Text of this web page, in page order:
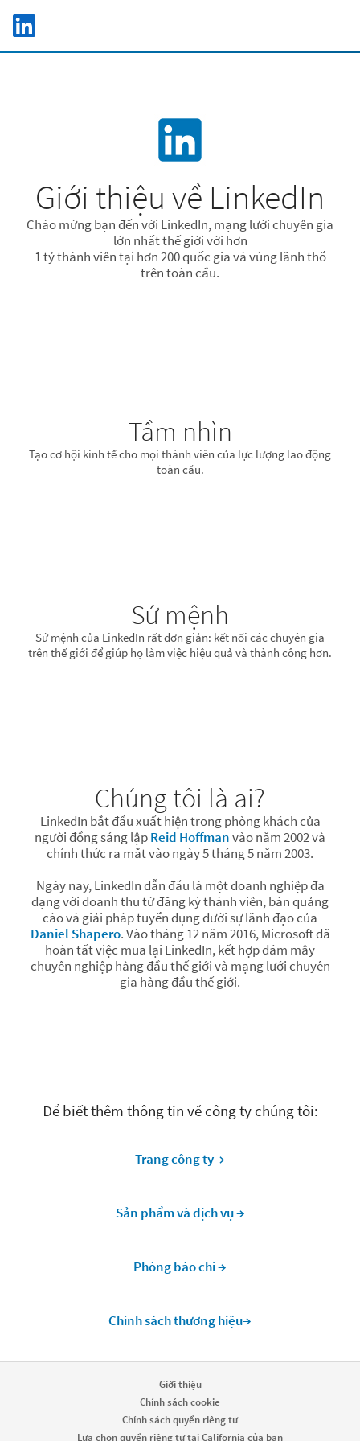
Skip to main content
LinkedIn Logo
Giới thiệu về LinkedIn
Chào mừng bạn đến với LinkedIn, mạng lưới chuyên gia
lớn nhất thế giới với hơn
1 tỷ thành viên tại hơn 200 quốc gia và vùng lãnh thổ
trên toàn cầu.
Tầm nhìn
Tạo cơ hội kinh tế cho mọi thành viên của lực lượng lao động
toàn cầu.
Sứ mệnh
Sứ mệnh của LinkedIn rất đơn giản: kết nối các chuyên gia
trên thế giới để giúp họ làm việc hiệu quả và thành công hơn.
Chúng tôi là ai?
LinkedIn bắt đầu xuất hiện trong phòng khách của
người đồng sáng lậpReid Hoffmanvào năm 2002 và
chính thức ra mắt vào ngày 5 tháng 5 năm 2003.
Ngày nay, LinkedIn dẫn đầu là một doanh nghiệp đa
dạng với doanh thu từ đăng ký thành viên, bán quảng
cáo và giải pháp tuyển dụng dưới sự lãnh đạo của
Daniel Shapero. Vào tháng 12 năm 2016, Microsoft đã
hoàn tất việc mua lại LinkedIn, kết hợp đám mây
chuyên nghiệp hàng đầu thế giới và mạng lưới chuyên
gia hàng đầu thế giới.
Để biết thêm thông tin về công ty chúng tôi:
Trang công ty →
Sản phẩm và dịch vụ →
Phòng báo chí →
Chính sách thương hiệu→
Giới thiệu
Chính sách cookie
Chính sách quyền riêng tư
Lựa chọn quyền riêng tư tại California của bạn